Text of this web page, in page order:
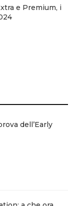
e Premium, i
dell’Early